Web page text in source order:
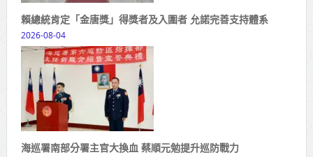
賴總統肯定「金唐獎」得獎者及入圍者 允諾完善支持體系
2026-08-04
海巡署南部分署主官大換血 蔡順元勉提升巡防戰力